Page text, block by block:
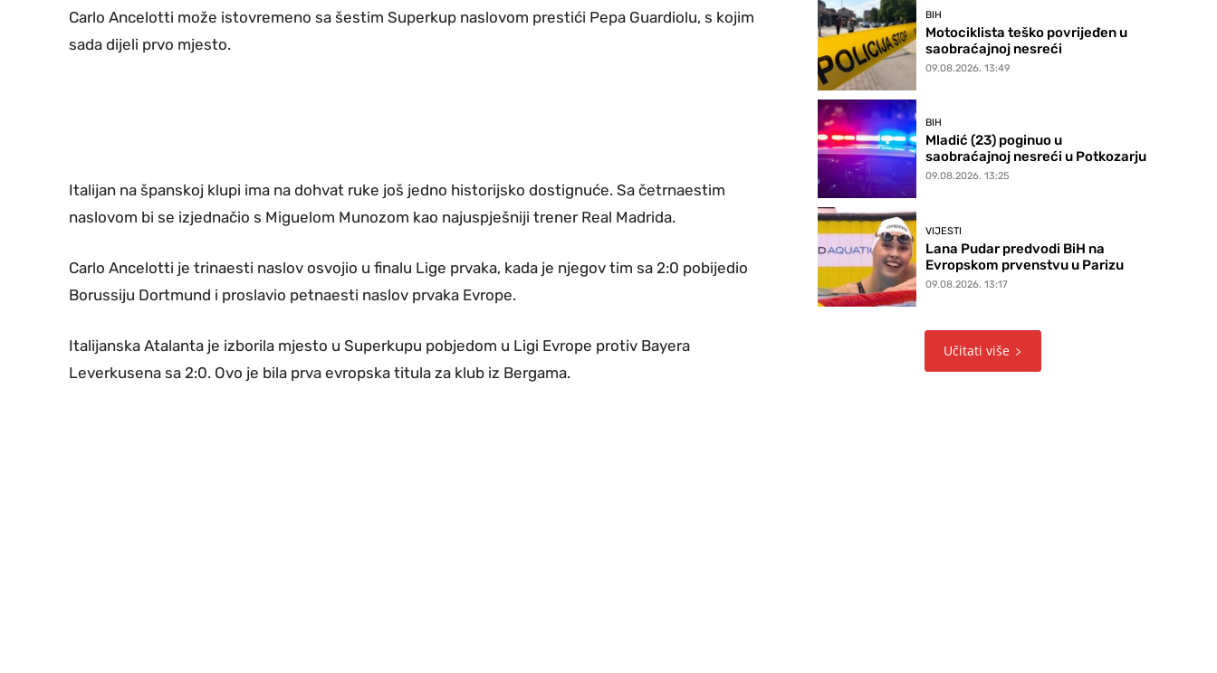
Carlo Ancelotti može istovremeno sa šestim Superkup naslovom prestići Pepa Guardiolu, s kojim
sada dijeli prvo mjesto.
Italijan na španskoj klupi ima na dohvat ruke još jedno historijsko dostignuće. Sa četrnaestim
naslovom bi se izjednačio s Miguelom Munozom kao najuspješniji trener Real Madrida.
Carlo Ancelotti je trinaesti naslov osvojio u finalu Lige prvaka, kada je njegov tim sa 2:0 pobijedio
Borussiju Dortmund i proslavio petnaesti naslov prvaka Evrope.
Italijanska Atalanta je izborila mjesto u Superkupu pobjedom u Ligi Evrope protiv Bayera
Leverkusena sa 2:0. Ovo je bila prva evropska titula za klub iz Bergama.
BIH
Motociklista teško povrijeđen u
saobraćajnoj nesreći
09.08.2026. 13:49
BIH
Mladić (23) poginuo u
saobraćajnoj nesreći u Potkozarju
09.08.2026. 13:25
VIJESTI
Lana Pudar predvodi BiH na
Evropskom prvenstvu u Parizu
09.08.2026. 13:17
Učitati više